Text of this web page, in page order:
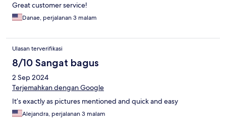
Great customer service!
Danae, perjalanan 3 malam
Ulasan terverifikasi
8/10 Sangat bagus
2 Sep 2024
Terjemahkan dengan Google
It’s exactly as pictures mentioned and quick and easy
Alejandra, perjalanan 3 malam